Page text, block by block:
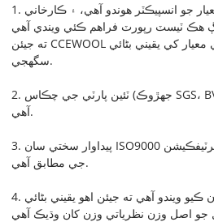
1. هر شپمينٽ ۾ هڪ وقف معيار جو انسپيڪٽر هوندو آهي، ۽ ڪارخاني
هڪ ٽيسٽ رپورٽ فراهم ڪئي ويندي آهي
ته جيئن CCEWOOL جي هر شپمينٽ جي برآمدي معيار کي يقيني بڻائي
سگهجي.
2. ٽئين پارٽي جي چڪاس (جهڙوڪ SGS، BV، وغيره) قبول ڪئي ويندي
آهي.
3. پيداوار سختي سان ISO9000 معيار مينيجمينٽ سسٽم سرٽيفڪيشن
جي مطابق آهي.
4. پيڪنگ کان اڳ شين جو وزن ڪيو ويندو آهي ته جيئن اهو يقيني بڻائي